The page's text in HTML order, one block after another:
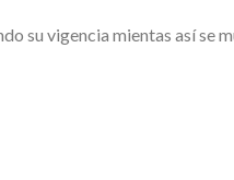
su vigencia mientas así se